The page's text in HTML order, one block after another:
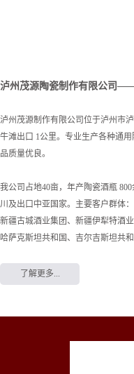
泸州茂源陶瓷制作有限公司
泸州茂源制作有限公司位于泸州市
牛滩出口 1公里。专业生产各种通
品质量优良。
我公司占地40亩，年产陶瓷酒瓶
川及出口中亚国家。主要客户群体
新疆古城酒业集团、新疆伊犁特酒
哈萨克斯坦共和国、吉尔吉斯坦共和
了解更多...